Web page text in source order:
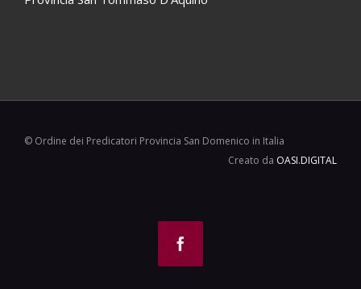
Provincia San Tommaso D'Aquino